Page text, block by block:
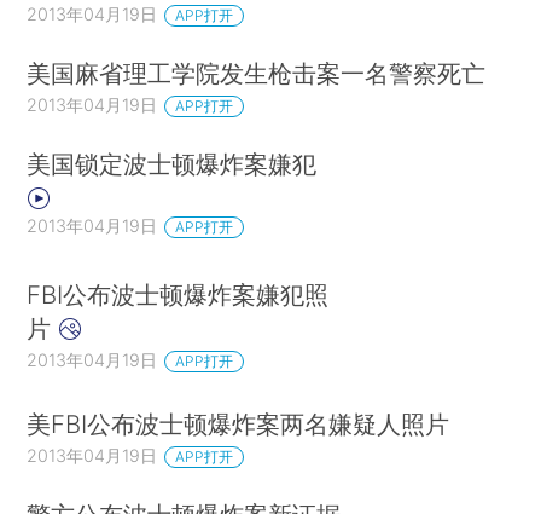
2013年04月19日 APP打开
美国麻省理工学院发生枪击案一名警察死亡
2013年04月19日 APP打开
美国锁定波士顿爆炸案嫌犯
2013年04月19日 APP打开
FBI公布波士顿爆炸案嫌犯照
片
2013年04月19日 APP打开
美FBI公布波士顿爆炸案两名嫌疑人照片
2013年04月19日 APP打开